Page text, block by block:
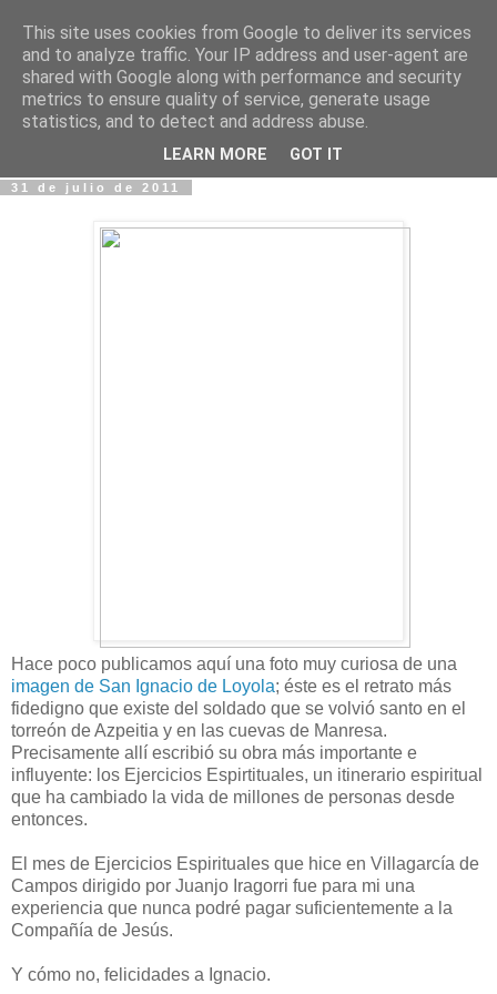
Fotos y Cosas
Miguel Sáenz de Santa María Elizalde
"Un blog es como un diario, pero sin candado".
31 de julio de 2011
Hace poco publicamos aquí una foto muy curiosa de una
imagen de San Ignacio de Loyola; éste es el retrato más
fidedigno que existe del soldado que se volvió santo en el
torreón de Azpeitia y en las cuevas de Manresa.
Precisamente allí escribió su obra más importante e
influyente: los Ejercicios Espirtituales, un itinerario espiritual
que ha cambiado la vida de millones de personas desde
entonces.
El mes de Ejercicios Espirituales que hice en Villagarcía de
Campos dirigido por Juanjo Iragorri fue para mi una
experiencia que nunca podré pagar suficientemente a la
Compañía de Jesús.
Y cómo no, felicidades a Ignacio.
This site uses cookies from Google to deliver its services
and to analyze traffic. Your IP address and user-agent are
shared with Google along with performance and security
metrics to ensure quality of service, generate usage
statistics, and to detect and address abuse.
LEARN MORE GOT IT